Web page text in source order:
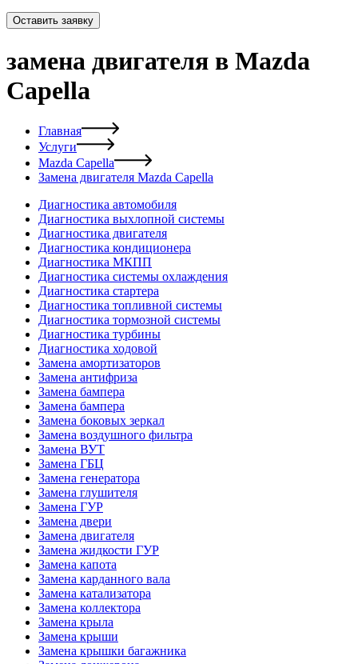
Оставить заявку
замена двигателя в Mazda
Capella
Главная
Услуги
Mazda Capella
Замена двигателя Mazda Capella
Диагностика автомобиля
Диагностика выхлопной системы
Диагностика двигателя
Диагностика кондиционера
Диагностика МКПП
Диагностика системы охлаждения
Диагностика стартера
Диагностика топливной системы
Диагностика тормозной системы
Диагностика турбины
Диагностика ходовой
Замена амортизаторов
Замена антифриза
Замена бампера
Замена бампера
Замена боковых зеркал
Замена воздушного фильтра
Замена ВУТ
Замена ГБЦ
Замена генератора
Замена глушителя
Замена ГУР
Замена двери
Замена двигателя
Замена жидкости ГУР
Замена капота
Замена карданного вала
Замена катализатора
Замена коллектора
Замена крыла
Замена крыши
Замена крышки багажника